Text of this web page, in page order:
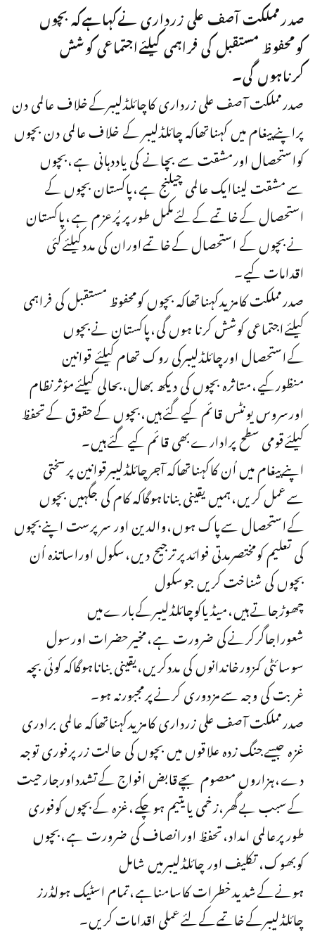
صدرمملکت آصف علی زرداری نےکہاہےکہ بچوں
کومحفوظ مستقبل کی فراہمی کیلئےاجتماعی کوشش
کرناہوں گی۔
صدرمملکت آصف علی زرداری کاچائلڈلیبرکےخلاف عالمی دن
پراپنےپیغام میں کہناتھاکہ چائلڈلیبر کے خلاف عالمی دن بچوں
کواستحصال اورمشقت سے بچانے کی یاددہانی ہے،بچوں
سےمشقت لیناایک عالمی چیلنج ہے،پاکستان بچوں کے
استحصال کےخاتمےکےلئےمکمل طورپرپُرعزم ہے،پاکستان
نےبچوں کے استحصال کےخاتمےاوران کی مددکیلئےکئی
اقدامات کیے۔
صدرمملکت کامزیدکہناتھاکہ بچوں کومحفوظ مستقبل کی فراہمی
کیلئےاجتماعی کوشش کرنا ہوں گی،پاکستان نےبچوں
کےاستحصال اورچائلڈلیبرکی روک تھام کیلئے قوانین
منظورکیے،متاثرہ بچوں کی دیکھ بھال،بحالی کیلئےمؤثرنظام
اورسروس یونٹس قائم کیےگئےہیں،بچوں کےحقوق کےتحفظ
کیلئےقومی سطح پرادارےبھی قائم کیے گئےہیں۔
اپنےپیغام میں اُن کاکہناتھاکہ آجرچائلڈلیبرقوانین پرسختی
سےعمل کریں،ہمیں یقینی بناناہوگاکہ کام کی جگہیں بچوں
کےاستحصال سےپاک ہوں،والدین اور سرپرست اپنےبچوں
کی تعلیم کومختصرمدتی فوائدپرترجیح دیں،سکول اوراساتذہ اُن
بچوں کی شناخت کریں جوسکول
چھوڑجاتےہیں،میڈیاکوچائلڈلیبرکےبارےمیں
شعوراجاگرکرنےکی ضرورت ہے،مخیرحضرات اورسول
سوسائٹی کمزورخاندانوں کی مددکریں،یقینی بناناہوگاکہ کوئی بچہ
غربت کی وجہ سےمزدوری کرنےپرمجبورنہ ہو۔
صدرمملکت آصف علی زرداری کامزیدکہناتھاکہ عالمی برادری
غزہ جیسےجنگ زدہ علاقوں میں بچوں کی حالت زرپرفوری توجہ
دے،ہزاروں معصوم بچےقابض افواج کےتشدداورجارحیت
کےسبب بےگھر،زخمی یایتیم ہوچکے،غزہ کےبچوں کوفوری
طورپرعالمی امداد،تحفظ اورانصاف کی ضرورت ہے،بچوں
کوبھوک، تکلیف اور چائلڈلیبرمیں شامل
ہونےکےشدیدخطرات کاسامناہے،تمام اسٹیک ہولڈرز
چائلڈلیبرکےخاتمےکےلئےعملی اقدامات کریں۔